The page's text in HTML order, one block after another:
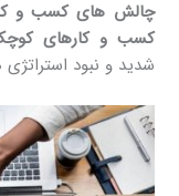
چالش های کسب و
کسب ‌و کارهای
شدید و نبود